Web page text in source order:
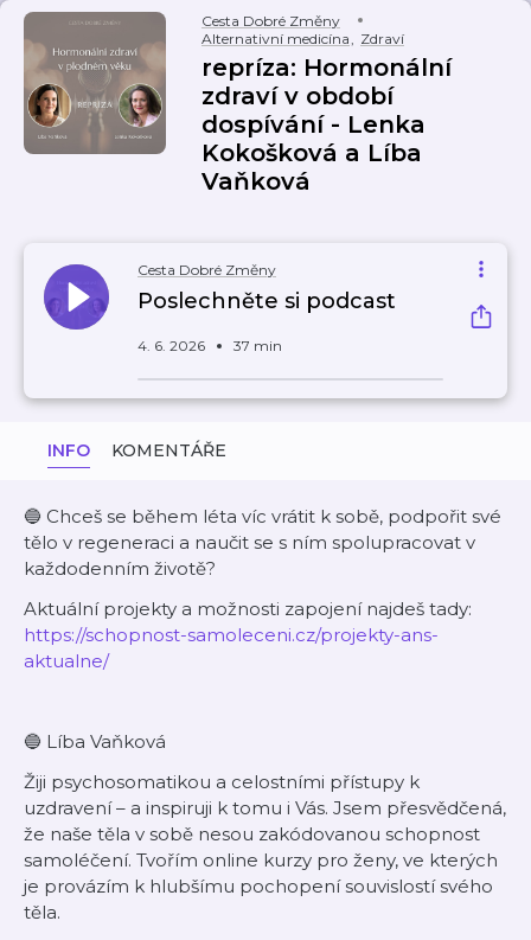
Cesta Dobré Změny
Alternativní medicína, Zdraví
repríza: Hormonální
zdraví v období
dospívání - Lenka
Kokošková a Líba
Vaňková
Cesta Dobré Změny
Poslechněte si podcast
4. 6. 2026 37 min
INFO KOMENTÁŘE
🔵 Chceš se během léta víc vrátit k sobě, podpořit své
tělo v regeneraci a naučit se s ním spolupracovat v
každodenním životě?
Aktuální projekty a možnosti zapojení najdeš tady:
https://schopnost-samoleceni.cz/projekty-ans-
aktualne/
🔵 Líba Vaňková
Žiji psychosomatikou a celostními přístupy k
uzdravení – a inspiruji k tomu i Vás. Jsem přesvědčená,
že naše těla v sobě nesou zakódovanou schopnost
samoléčení. Tvořím online kurzy pro ženy, ve kterých
je provázím k hlubšímu pochopení souvislostí svého
těla.